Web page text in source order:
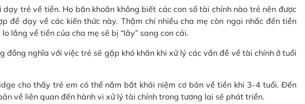
trẻ về tiền. Họ băn khoăn không biết các con số tài chính nào trẻ nên được
để dạy về các kiến thức này. Thậm chí nhiều cha mẹ còn ngại nhắc đến tiền
lắng về tiền của cha mẹ sẽ bị “lây” sang con cái.
đồng nghĩa với việc trẻ sẽ gặp khó khăn khi xử lý các vấn đề về tài chính ở tuổi
cho thấy trẻ em có thể nắm bắt khái niệm cơ bản về tiền khi 3-4 tuổi. Đến
về liên quan đến hành vi xử lý tài chính trong tương lai sẽ phát triển.